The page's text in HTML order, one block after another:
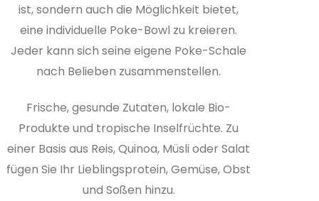
ist, sondern auch die Möglichkeit bietet,
eine individuelle Poke-Bowl zu kreieren.
Jeder kann sich seine eigene Poke-Schale
nach Belieben zusammenstellen.
Frische, gesunde Zutaten, lokale Bio-
Produkte und tropische Inselfrüchte. Zu
einer Basis aus Reis, Quinoa, Müsli oder Salat
fügen Sie Ihr Lieblingsprotein, Gemüse, Obst
und Soßen hinzu.